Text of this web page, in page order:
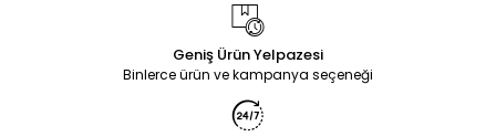
Geniş Ürün Yelpazesi
Binlerce ürün ve kampanya seçeneği